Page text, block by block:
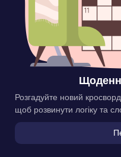
Розгадуйте новий
щоб розвинути логіку та